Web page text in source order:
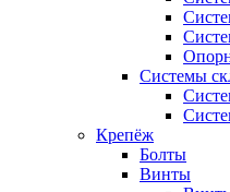
Системы
Крепёж
Болты
Винты